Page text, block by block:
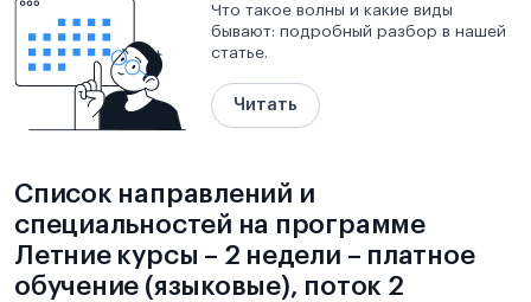
Что такое волны и какие виды
бывают: подробный разбор в нашей
статье.
Читать
Список направлений и
специальностей на программе
Летние курсы – 2 недели – платное
обучение (языковые), поток 2